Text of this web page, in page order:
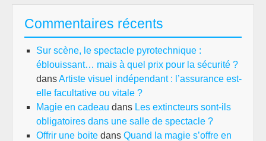
Commentaires récents
Sur scène, le spectacle pyrotechnique :
éblouissant… mais à quel prix pour la sécurité ?
dansArtiste visuel indépendant : l’assurance est-
elle facultative ou vitale ?
Magie en cadeau dans Les extincteurs sont-ils
obligatoires dans une salle de spectacle ?
Offrir une boite dans Quand la magie s’offre en